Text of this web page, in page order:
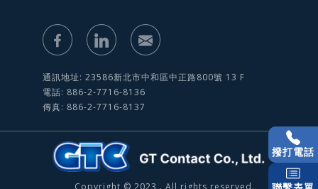
通訊地址: 23586新北市中和區中正路800號 13 F
電話: 886-2-7716-8136
傳真: 886-2-7716-8137
Copyright © 2023 . All rights reserved.
撥打電話